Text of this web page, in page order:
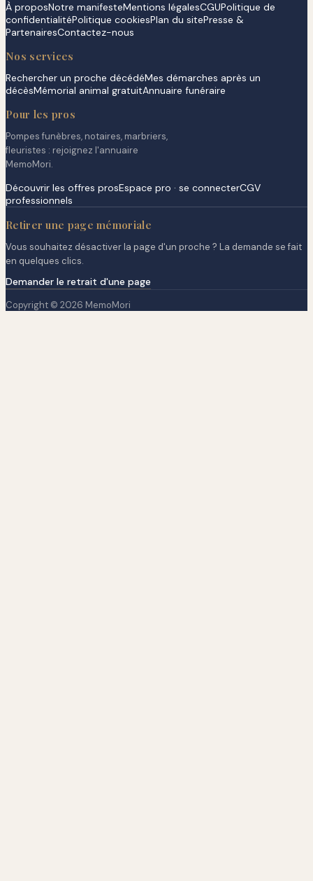
À proposNotre manifesteMentions légalesCGUPolitique de
confidentialitéPolitique cookiesPlan du sitePresse &
PartenairesContactez-nous
Nos services
Rechercher un proche décédéMes démarches après un
décèsMémorial animal gratuitAnnuaire funéraire
Pour les pros
Pompes funèbres, notaires, marbriers,
fleuristes : rejoignez l'annuaire
MemoMori.
Découvrir les offres prosEspace pro · se connecterCGV
professionnels
Retirer une page mémoriale
Vous souhaitez désactiver la page d'un proche ? La demande se fait
en quelques clics.
Demander le retrait d'une page
Copyright © 2026 MemoMori